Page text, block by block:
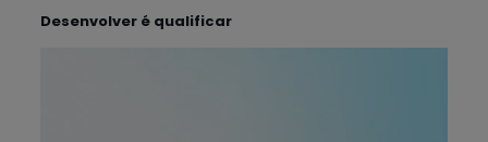
Desenvolver é qualificar